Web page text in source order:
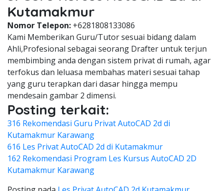
Kutamakmur
Nomor Telepon: +6281808133086
Kami Memberikan Guru/Tutor sesuai bidang dalam
Ahli,Profesional sebagai seorang Drafter untuk terjun
membimbing anda dengan sistem privat di rumah, agar
terfokus dan leluasa membahas materi sesuai tahap
yang guru terapkan dari dasar hingga mempu
mendesain gambar 2 dimensi.
Posting terkait:
316 Rekomendasi Guru Privat AutoCAD 2d di
Kutamakmur Karawang
616 Les Privat AutoCAD 2d di Kutamakmur
162 Rekomendasi Program Les Kursus AutoCAD 2D
Kutamakmur Karawang